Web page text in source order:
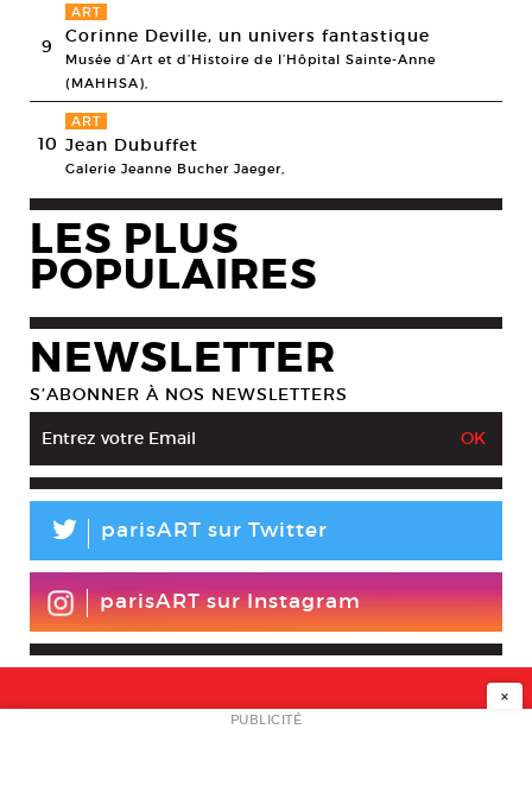
9
ART
Corinne Deville, un univers fantastique
Musée d’Art et d’Histoire de l’Hôpital Sainte-Anne
(MAHHSA),
10
ART
Jean Dubuffet
Galerie Jeanne Bucher Jaeger,
LES PLUS
POPULAIRES
NEWSLETTER
S’ABONNER À NOS NEWSLETTERS
L parisART sur Twitter
parisART sur Instagram
NEWSLETTER
×
PUBLICITÉ